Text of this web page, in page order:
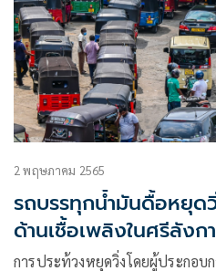
2 พฤษภาคม 2565
รถบรรทุกน้ำมันดื้อหยุ
ด้านเชื้อเพลิงในศรีลังกา
การประท้วงหยุดวิ่งโดยผู้ประกอ